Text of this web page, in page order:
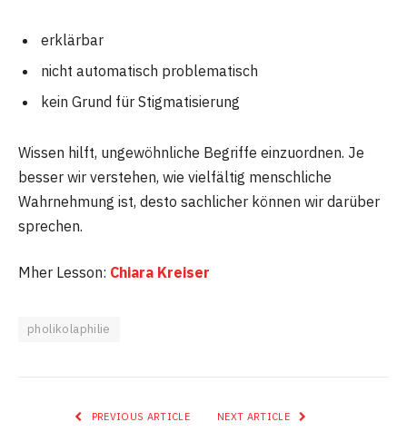
erklärbar
nicht automatisch problematisch
kein Grund für Stigmatisierung
Wissen hilft, ungewöhnliche Begriffe einzuordnen. Je
besser wir verstehen, wie vielfältig menschliche
Wahrnehmung ist, desto sachlicher können wir darüber
sprechen.
Mher Lesson: Chiara Kreiser
pholikolaphilie
PREVIOUS ARTICLE NEXT ARTICLE